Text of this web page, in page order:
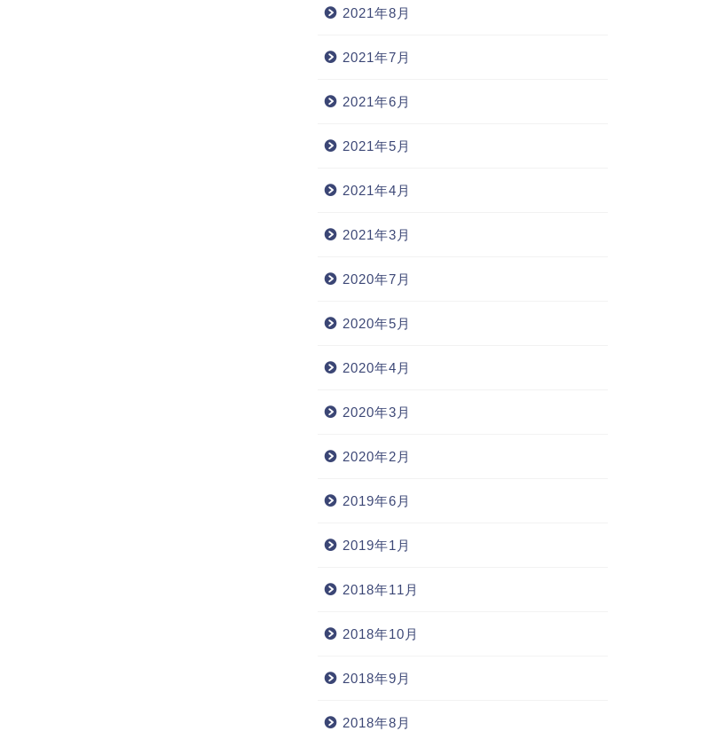
2021年8月
2021年7月
2021年6月
2021年5月
2021年4月
2021年3月
2020年7月
2020年5月
2020年4月
2020年3月
2020年2月
2019年6月
2019年1月
2018年11月
2018年10月
2018年9月
2018年8月